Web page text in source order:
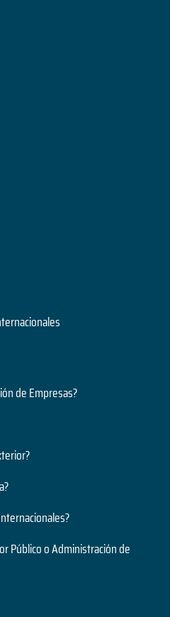
de Empresas?
Público o Administración de